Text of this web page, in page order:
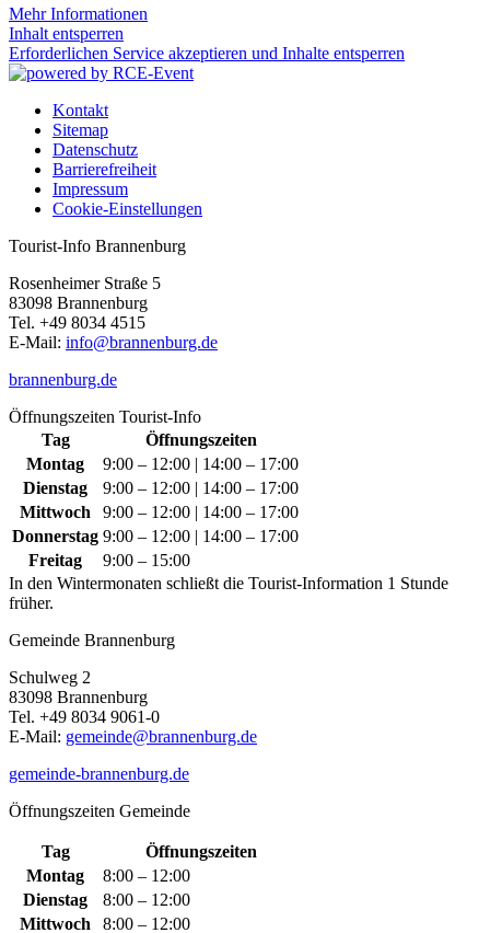
Mehr Informationen
Inhalt entsperren
Erforderlichen Service akzeptieren und Inhalte entsperren
Kontakt
Sitemap
Datenschutz
Barrierefreiheit
Impressum
Cookie-Einstellungen
Tourist-Info Brannenburg
Rosenheimer Straße 5
83098 Brannenburg
Tel. +49 8034 4515
E-Mail: info@brannenburg.de
brannenburg.de
Öffnungszeiten Tourist-Info
Tag
Öffnungszeiten
Montag
9:00 – 12:00 | 14:00 – 17:00
Dienstag
9:00 – 12:00 | 14:00 – 17:00
Mittwoch
9:00 – 12:00 | 14:00 – 17:00
Donnerstag 9:00 – 12:00 | 14:00 – 17:00
Freitag
9:00 – 15:00
In den Wintermonaten schließt die Tourist-Information 1 Stunde
früher.
Gemeinde Brannenburg
Schulweg 2
83098 Brannenburg
Tel. +49 8034 9061-0
E-Mail: gemeinde@brannenburg.de
gemeinde-brannenburg.de
Öffnungszeiten Gemeinde
Tag
Öffnungszeiten
Montag
8:00 – 12:00
Dienstag
8:00 – 12:00
Mittwoch
8:00 – 12:00